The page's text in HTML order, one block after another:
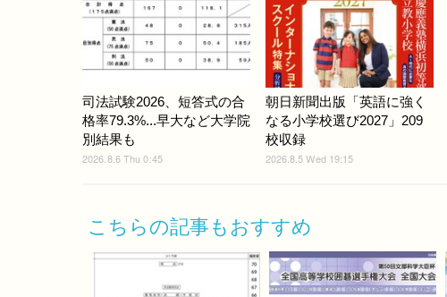
司法試験2026、短答式の合
格率79.3%...早大など大学院
別結果も
2026.8.6 Thu 0:45
朝日新聞出版「英語に強く
なる小学校選び2027」209
校収録
2026.8.5 Wed 19:15
こちらの記事もおすすめ